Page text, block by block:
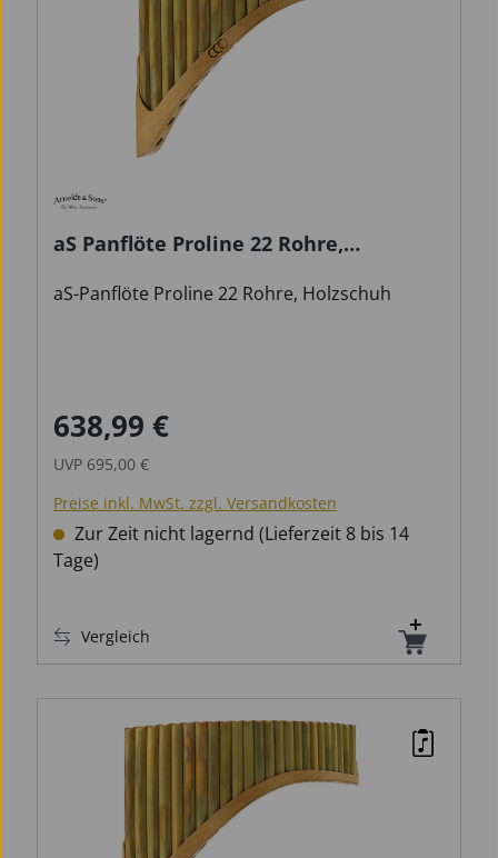
aS Panflöte Proline 22 Rohre,
aS-Panflöte Proline 22 Rohre, Holzschuh
Verkaufspreis:
638,99 €
UVP 695,00 €
Preise inkl. MwSt. zzgl. Versandkosten
Zur Zeit nicht lagernd (Lieferzeit 8 bis 14
Tage)
Vergleich